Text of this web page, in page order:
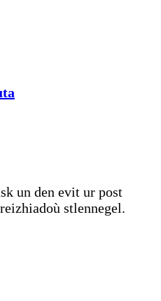
un den evit ur post
stlennegel.